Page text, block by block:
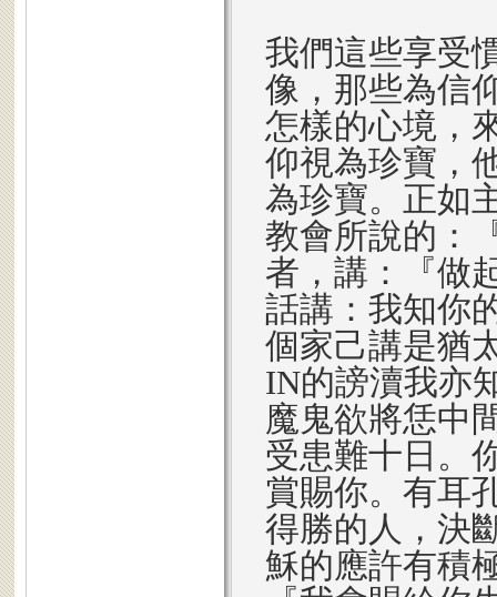
我們這些享受
像，那些為信
怎樣的心境，
仰視為珍寶，
為珍寶。正如
教會所說的：
者，講：『做
話講：我知你
個家己講是猶
IN的謗瀆我亦
魔鬼欲將恁中
受患難十日。
賞賜你。有耳
得勝的人，決
穌的應許有積